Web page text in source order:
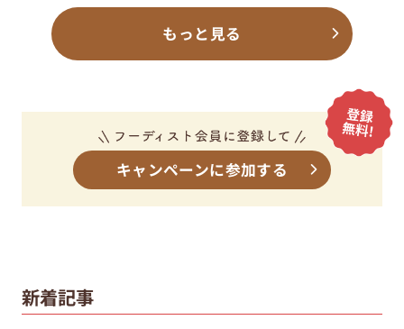
もっと見る
キャンペーンに参加する
新着記事